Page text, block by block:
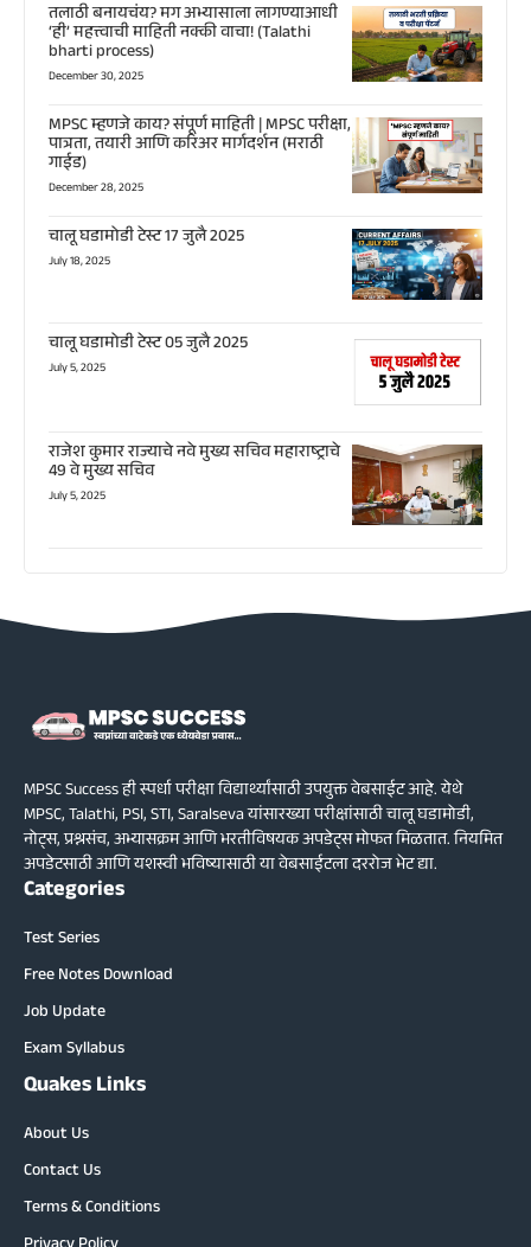
तलाठी बनायचंय? मग अभ्यासाला लागण्याआधी
‘ही’ महत्त्वाची माहिती नक्की वाचा! (Talathi
bharti process)
December 30, 2025
MPSC म्हणजे काय? संपूर्ण माहिती | MPSC परीक्षा,
पात्रता, तयारी आणि करिअर मार्गदर्शन (मराठी
गाईड)
December 28, 2025
चालू घडामोडी टेस्ट 17 जुलै 2025
July 18, 2025
चालू घडामोडी टेस्ट 05 जुलै 2025
July 5, 2025
राजेश कुमार राज्याचे नवे मुख्य सचिव महाराष्ट्राचे
49 वे मुख्य सचिव
July 5, 2025
MPSC Success ही स्पर्धा परीक्षा विद्यार्थ्यांसाठी उपयुक्त वेबसाईट आहे. येथे
MPSC, Talathi, PSI, STI, Saralseva यांसारख्या परीक्षांसाठी चालू घडामोडी,
नोट्स, प्रश्नसंच, अभ्यासक्रम आणि भरतीविषयक अपडेट्स मोफत मिळतात. नियमित
अपडेटसाठी आणि यशस्वी भविष्यासाठी या वेबसाईटला दररोज भेट द्या.
Categories
Test Series
Free Notes Download
Job Update
Exam Syllabus
Quakes Links
About Us
Contact Us
Terms & Conditions